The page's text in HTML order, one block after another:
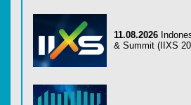
11.08.2026
& Summit (IIXS